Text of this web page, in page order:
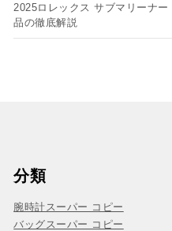
2025ロレックス サブマリーナ
品の徹底解説
分類
腕時計スーパー コピー
バッグスーパー コピー